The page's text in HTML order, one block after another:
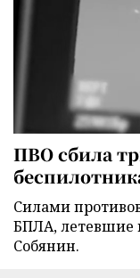
ПВО сбила
Силами
БПЛА, летевшие
Собянин.